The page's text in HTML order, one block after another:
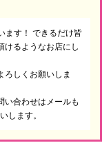
ます！ できるだけ皆
けるようなお店にし
ろしくお願いしま
い合わせはメールも
します。